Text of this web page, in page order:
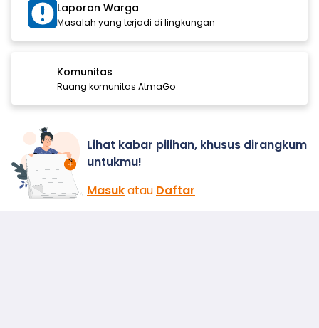
Laporan Warga
Masalah yang terjadi di lingkungan
Komunitas
Ruang komunitas AtmaGo
Lihat kabar pilihan, khusus dirangkum
untukmu!
Masukatau Daftar